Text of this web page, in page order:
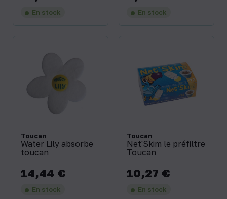
En stock En stock
Toucan
Water Lily absorbe
toucan
Prix
14,44 €
En stock
Toucan
Net'Skim le préfiltre
Toucan
Prix
10,27 €
En stock